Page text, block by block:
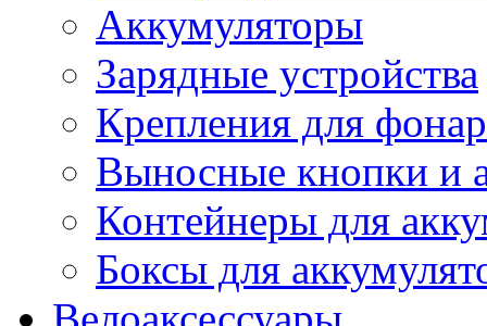
Аккумуляторы
Зарядные устройства
Крепления для
Выносные кнопки и
Контейнеры для
Боксы для